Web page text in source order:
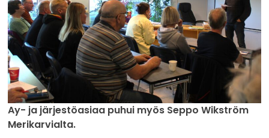
Ay- ja järjestöasiaa puhui myös Seppo Wikström
Merikarvialta.